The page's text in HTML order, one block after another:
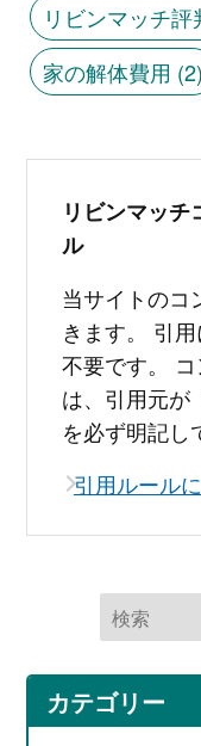
リビンマッチ評
家の解体費用 (2)
リビンマッ
ル
当サイトのコ
きます。 引
不要です。
は、引用元が
を必ず明記し
引用ルール
カテゴリー